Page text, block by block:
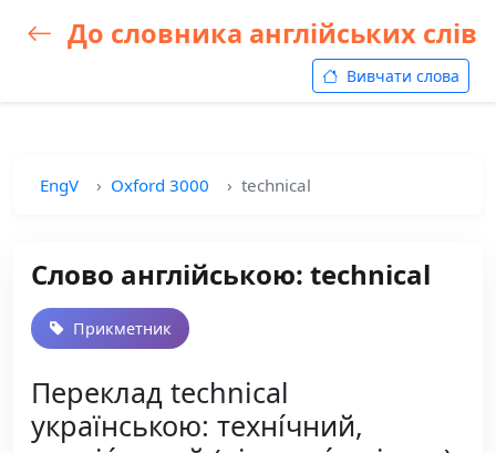
До словника англійських слів
Вивчати слова
EngV Oxford 3000 technical
Слово англійською: technical
Прикметник
Переклад technical
українською: техні́чний,